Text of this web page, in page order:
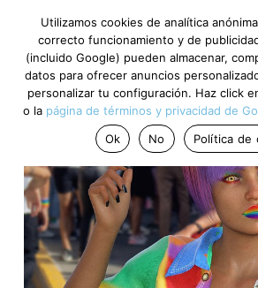
Utilizamos cookies de analítica
correcto funcionamiento y de
(incluido Google) pueden almacenar,
datos para ofrecer anuncios
personalizar tu configuración. Haz click
o la página de términos y privacidad de
Ok
No Política de